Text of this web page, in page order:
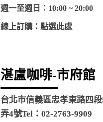
週一至週日 ：10:00 ~ 20:00
線上訂購： 點選此處
湛盧咖啡-市府館
台北市信義區忠孝東路四
弄4號Tel：02-2763-9909